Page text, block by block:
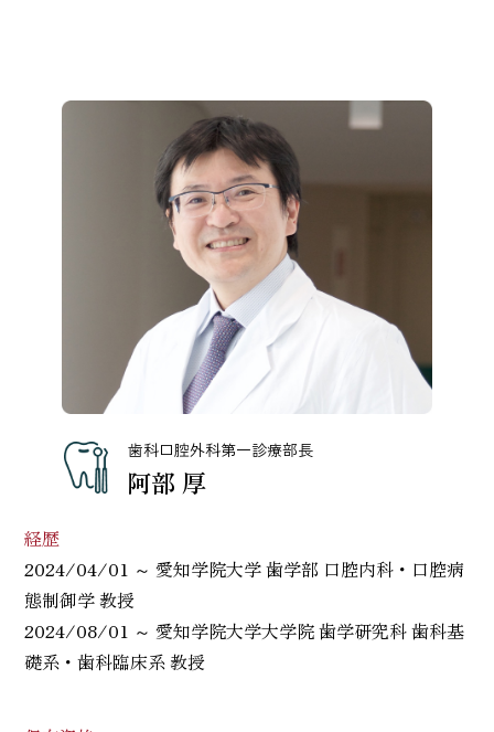
歯科口腔外科第一診療部長
阿部 厚
経歴
2024/04/01 ～ 愛知学院大学 歯学部 口腔内科・口腔病
態制御学 教授
2024/08/01 ～ 愛知学院大学大学院 歯学研究科 歯科基
礎系・歯科臨床系 教授